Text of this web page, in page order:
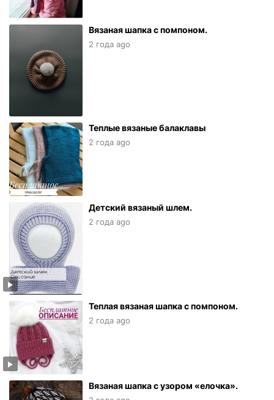
Вязаная шапка с помпоном.
2 года ago
Теплые вязаные балаклавы
2 года ago
Детский вязаный шлем.
2 года ago
Теплая вязаная шапка с помпоном.
2 года ago
Вязаная шапка с узором «елочка».